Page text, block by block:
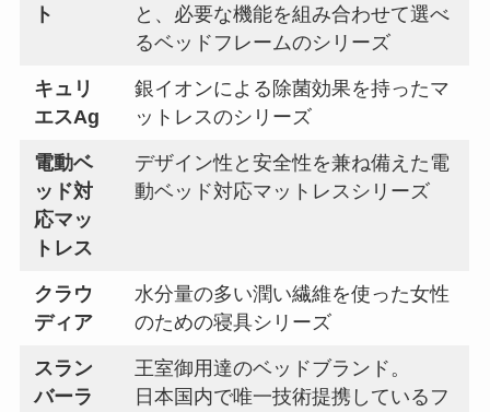
ト
と、必要な機能を組み合わせて選べ
るベッドフレームのシリーズ
キュリ
エスAg
銀イオンによる除菌効果を持ったマ
ットレスのシリーズ
電動ベ
ッド対
応マッ
トレス
デザイン性と安全性を兼ね備えた電
動ベッド対応マットレスシリーズ
クラウ
ディア
水分量の多い潤い繊維を使った女性
のための寝具シリーズ
スラン
バーラ
王室御用達のベッドブランド。
⽇本国内で唯⼀技術提携しているフ